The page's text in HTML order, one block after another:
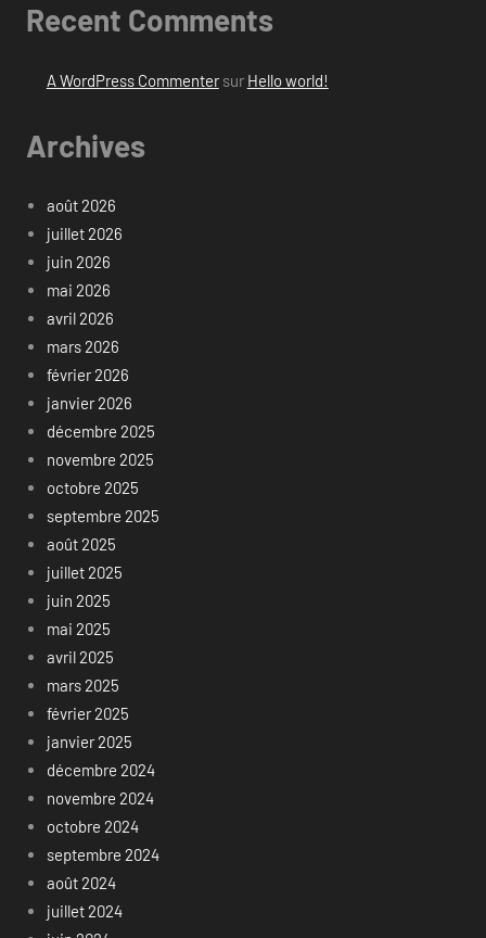
Recent Comments
A WordPress Commentersur Hello world!
Archives
août 2026
juillet 2026
juin 2026
mai 2026
avril 2026
mars 2026
février 2026
janvier 2026
décembre 2025
novembre 2025
octobre 2025
septembre 2025
août 2025
juillet 2025
juin 2025
mai 2025
avril 2025
mars 2025
février 2025
janvier 2025
décembre 2024
novembre 2024
octobre 2024
septembre 2024
août 2024
juillet 2024